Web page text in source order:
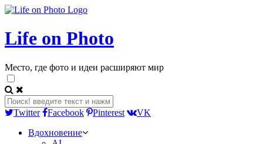
Life on Photo
Место, где фото и идеи расширяют мир
Twitter Facebook Pinterest
VK
Вдохновение